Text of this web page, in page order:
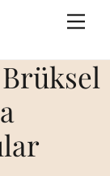
Brüksel